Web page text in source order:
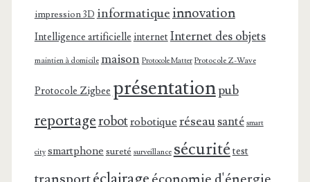
impression 3D informatiqueinnovation
Intelligence artificielle internet Internet des objets
maintien à domicile maison Protocole Matter Protocole Z-Wave
Protocole Zigbee présentationpub
reportagerobotrobotique réseausanté smart
city smartphone sureté surveillance sécuritétest